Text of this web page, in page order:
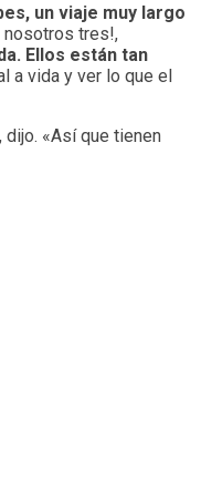
un viaje muy largo
nosotros tres!,
Ellos están tan
a vida y ver lo que el
dijo. «Así que tienen